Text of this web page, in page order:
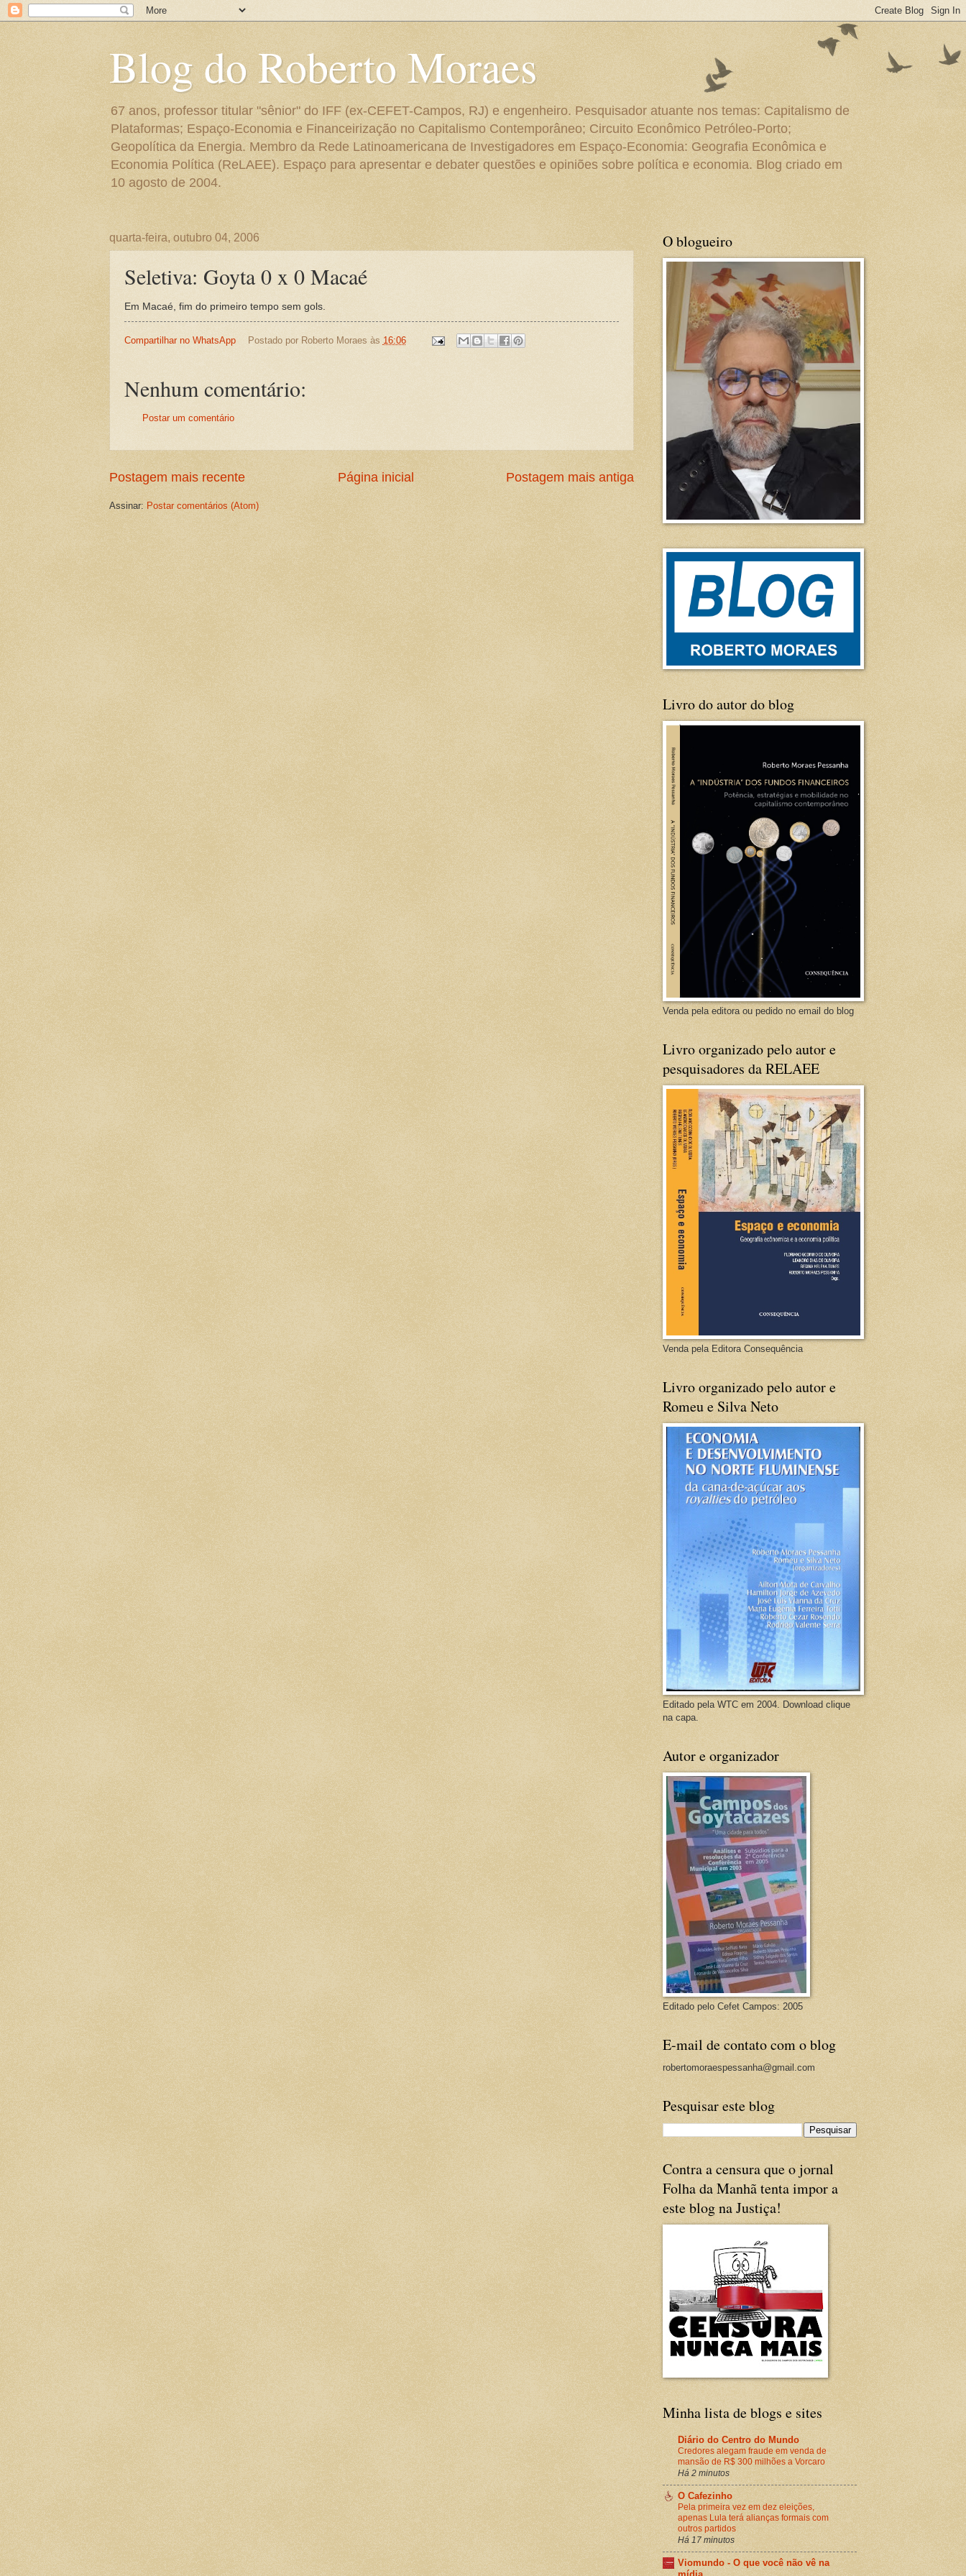
Blog do Roberto Moraes
67 anos, professor titular "sênior" do IFF (ex-CEFET-Campos, RJ) e engenheiro. Pesquisador atuante nos temas: Capitalismo de
Plataformas; Espaço-Economia e Financeirização no Capitalismo Contemporâneo; Circuito Econômico Petróleo-Porto;
Geopolítica da Energia. Membro da Rede Latinoamericana de Investigadores em Espaço-Economia: Geografia Econômica e
Economia Política (ReLAEE). Espaço para apresentar e debater questões e opiniões sobre política e economia. Blog criado em
10 agosto de 2004.
quarta-feira, outubro 04, 2006
Seletiva: Goyta 0 x 0 Macaé
Em Macaé, fim do primeiro tempo sem gols.
Compartilhar no WhatsApp Postado por Roberto Moraes às 16:06
Nenhum comentário:
Postar um comentário
Postagem mais recente Postagem mais antiga
Página inicial
Assinar: Postar comentários (Atom)
O blogueiro
Livro do autor do blog
Venda pela editora ou pedido no email do blog
Livro organizado pelo autor e
pesquisadores da RELAEE
Venda pela Editora Consequência
Livro organizado pelo autor e
Romeu e Silva Neto
Editado pela WTC em 2004. Download clique
na capa.
Autor e organizador
Editado pelo Cefet Campos: 2005
E-mail de contato com o blog
robertomoraespessanha@gmail.com
Pesquisar este blog
Contra a censura que o jornal
Folha da Manhã tenta impor a
este blog na Justiça!
Minha lista de blogs e sites
Diário do Centro do Mundo
Credores alegam fraude em venda de
mansão de R$ 300 milhões a Vorcaro
Há 2 minutos
O Cafezinho
Pela primeira vez em dez eleições,
apenas Lula terá alianças formais com
outros partidos
Há 17 minutos
Viomundo - O que você não vê na
mídia